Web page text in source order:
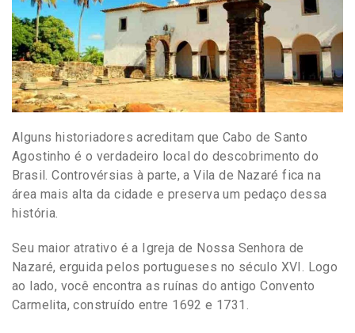
Alguns historiadores acreditam que Cabo de Santo
Agostinho é o verdadeiro local do descobrimento do
Brasil. Controvérsias à parte, a Vila de Nazaré fica na
área mais alta da cidade e preserva um pedaço dessa
história.
Seu maior atrativo é a Igreja de Nossa Senhora de
Nazaré, erguida pelos portugueses no século XVI. Logo
ao lado, você encontra as ruínas do antigo Convento
Carmelita, construído entre 1692 e 1731.